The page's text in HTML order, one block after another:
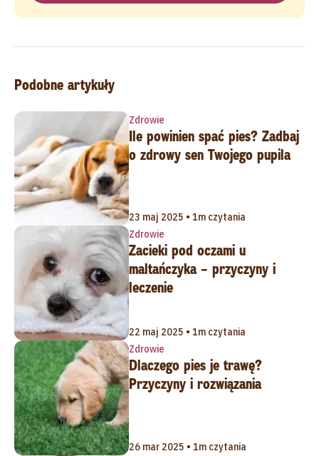
Podobne artykuły
Zdrowie
Ile powinien spać pies? Zadbaj
o zdrowy sen Twojego pupila
23 maj 2025 • 1m czytania
Zdrowie
Zacieki pod oczami u
maltańczyka – przyczyny i
leczenie
22 maj 2025 • 1m czytania
Zdrowie
Dlaczego pies je trawę?
Przyczyny i rozwiązania
26 mar 2025 • 1m czytania